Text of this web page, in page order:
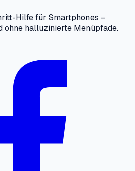
Hilfe für Smartphones –
ohne halluzinierte Menüpfade.